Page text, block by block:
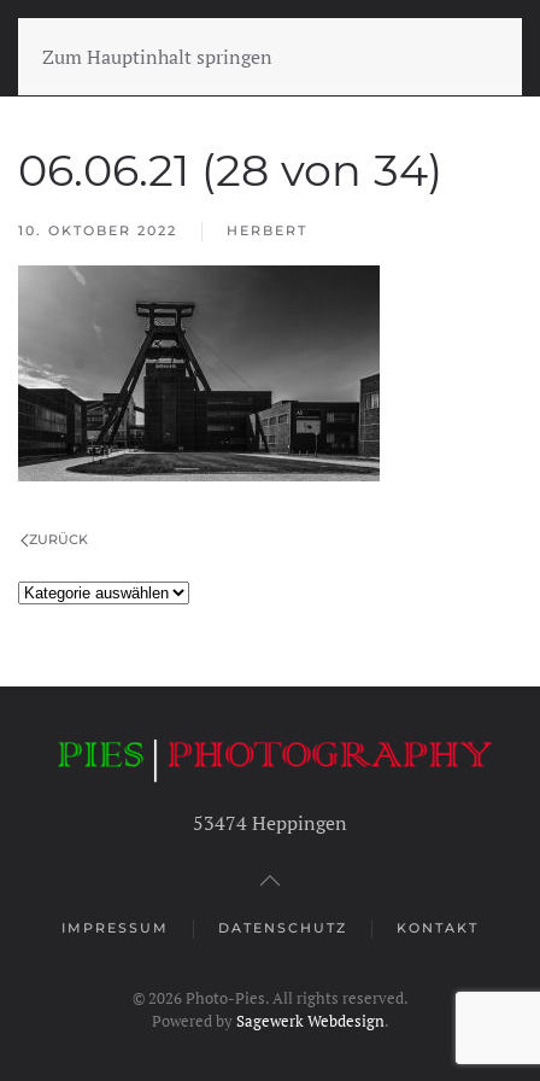
Zum Hauptinhalt springen
06.06.21 (28 von 34)
10. OKTOBER 2022 HERBERT
ZURÜCK
Kategorien
53474 Heppingen
IMPRESSUM DATENSCHUTZ KONTAKT
© 2026Photo-Pies. All rights reserved.
Powered bySagewerk Webdesign.